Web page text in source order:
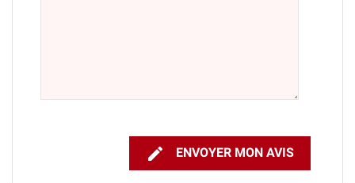
 ENVOYER MON AVIS